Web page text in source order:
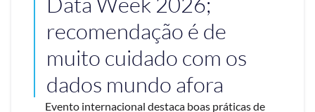
recomendação é de
muito cuidado com os
dados mundo afora
Evento internacional destaca boas práticas de